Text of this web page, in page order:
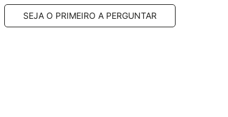
SEJA O PRIMEIRO A PERGUNTAR